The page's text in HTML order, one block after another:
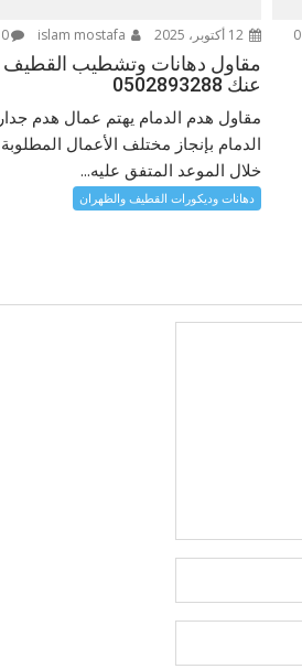
0 12 أكتوبر، 2025 0
مقاول دهانات وتشطيب القطيف
عنك 0502893288
مقاول هدم الدمام يهتم عمال هدم جدار
الدمام بإنجاز مختلف الأعمال المطلوبة
خلال الموعد المتفق عليه...
دهانات وديكورات القطيف والظهران